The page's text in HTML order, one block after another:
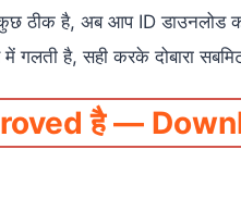
ठीक है, अब आप ID डाउनलोड
में गलती है, सही करके दोबारा
है —